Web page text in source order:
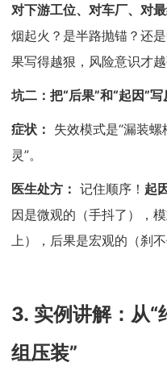
对下游工位、对车厂、对
烟起火？是半路抛锚？还
果写得越狠，风险意识才越
坑二：把“后果”和“起因”写
症状： 失效模式是“漏装螺
灵”。
医生处方： 记住顺序！ 起
因是微观的（手抖了），
上），后果是宏观的（刹不
3. 实例讲解：从“
组压装”